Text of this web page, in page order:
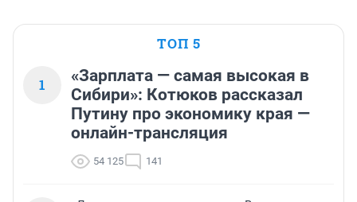
ТОП 5
1
«Зарплата — самая высокая в
Сибири»: Котюков рассказал
Путину про экономику края —
онлайн-трансляция
54 125 141